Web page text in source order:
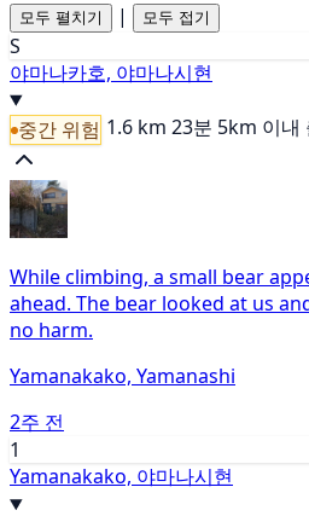
모두 펼치기 | 모두 접기
S
야마나카호, 야마나시현
중간 위험 1.6 km 23분 5km 이내
While climbing, a small bear
ahead. The bear looked at us
no harm.
Yamanakako, Yamanashi
2주 전
1
Yamanakako, 야마나시현